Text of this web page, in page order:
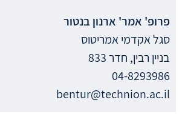
פרופ' אמר' ארנון בנטור
סגל אקדמי אמריטוס
בניין רבין, חדר 833
04-8293986
bentur@technion.ac.il